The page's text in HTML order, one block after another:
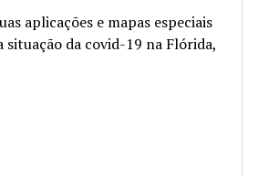
aplicações e mapas especiais
da covid-19 na Flórida,